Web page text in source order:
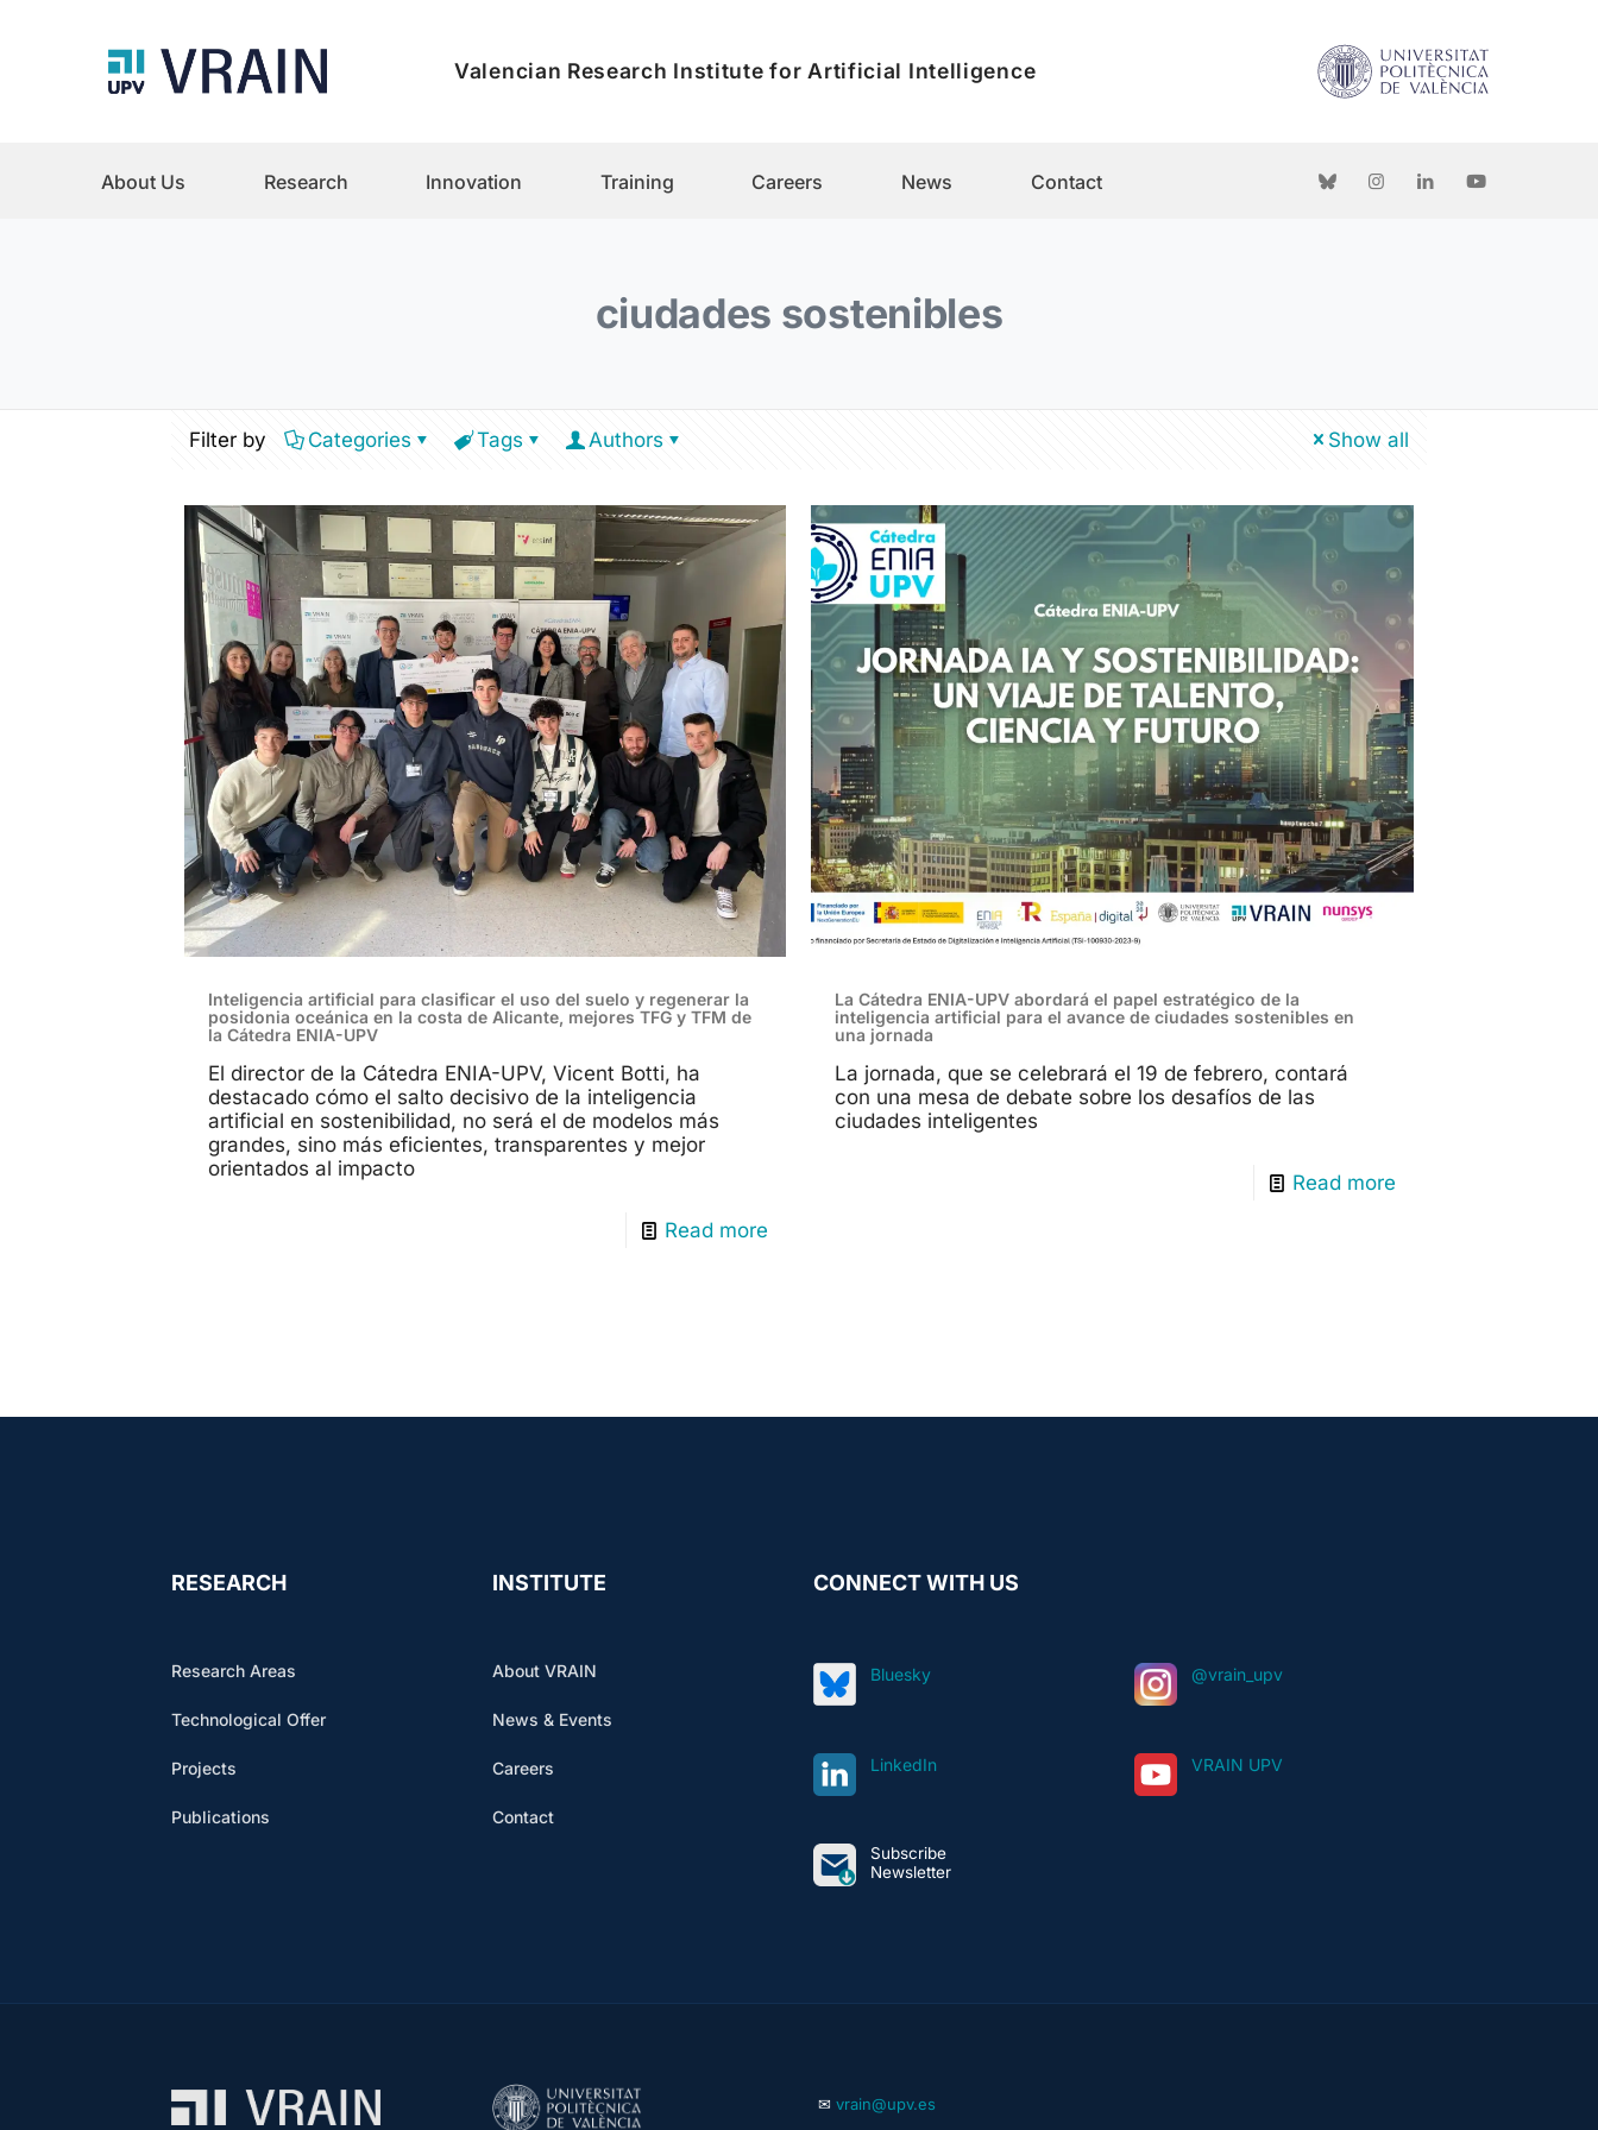
Valencian Research Institute for Artificial Intelligence
About Us Research Innovation Training Careers News Contact
ciudades sostenibles
Filter by Categories Tags Authors Show all
Inteligencia artificial para clasificar el uso del suelo y regenerar la
posidonia oceánica en la costa de Alicante, mejores TFG y TFM de
la Cátedra ENIA-UPV
El director de la Cátedra ENIA-UPV, Vicent Botti, ha
destacado cómo el salto decisivo de la inteligencia
artificial en sostenibilidad, no será el de modelos más
grandes, sino más eficientes, transparentes y mejor
orientados al impacto
Read more
La Cátedra ENIA-UPV abordará el papel estratégico de la
inteligencia artificial para el avance de ciudades sostenibles en
una jornada
La jornada, que se celebrará el 19 de febrero, contará
con una mesa de debate sobre los desafíos de las
ciudades inteligentes
Read more
RESEARCH
Research Areas
Technological Offer
Projects
Publications
INSTITUTE
About VRAIN
News & Events
Careers
Contact
CONNECT WITH US
Bluesky @vrain_upv
LinkedIn VRAIN UPV
Subscribe
Newsletter
✉ vrain@upv.es